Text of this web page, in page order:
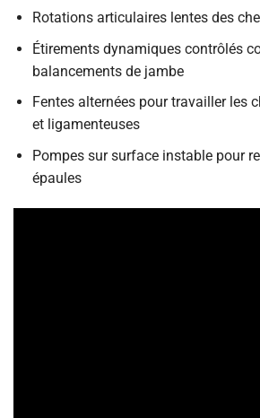
Rotations articulaires lentes des
Étirements dynamiques contrôlés
balancements de jambe
Fentes alternées pour travailler les
et ligamenteuses
Pompes sur surface instable pour
épaules